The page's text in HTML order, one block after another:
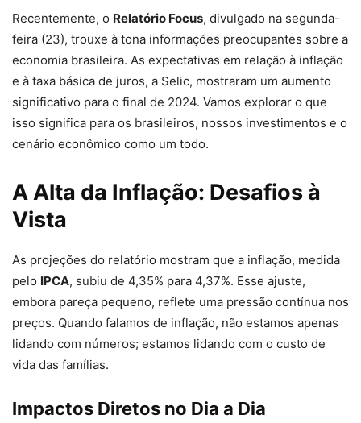
Recentemente, o Relatório Focus, divulgado na segunda-
feira (23), trouxe à tona informações preocupantes sobre a
economia brasileira. As expectativas em relação à inflação
e à taxa básica de juros, a Selic, mostraram um aumento
significativo para o final de 2024. Vamos explorar o que
isso significa para os brasileiros, nossos investimentos e o
cenário econômico como um todo.
A Alta da Inflação: Desafios à
Vista
As projeções do relatório mostram que a inflação, medida
pelo IPCA, subiu de 4,35% para 4,37%. Esse ajuste,
embora pareça pequeno, reflete uma pressão contínua nos
preços. Quando falamos de inflação, não estamos apenas
lidando com números; estamos lidando com o custo de
vida das famílias.
Impactos Diretos no Dia a Dia